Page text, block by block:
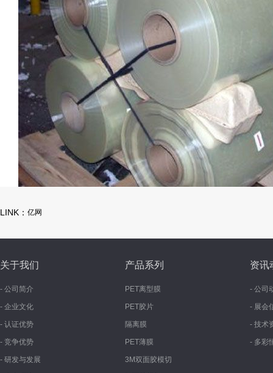
LINK： 亿网
关于我们
- 公司简介
- 企业文化
- 认证优势
- 竞争优势
- 研发与发展
产品系列
PET离型膜
PET胶片
隔离膜
PET薄膜
3M双面胶模切
资讯
- 公司
- 展会
- 技术
- 多彩